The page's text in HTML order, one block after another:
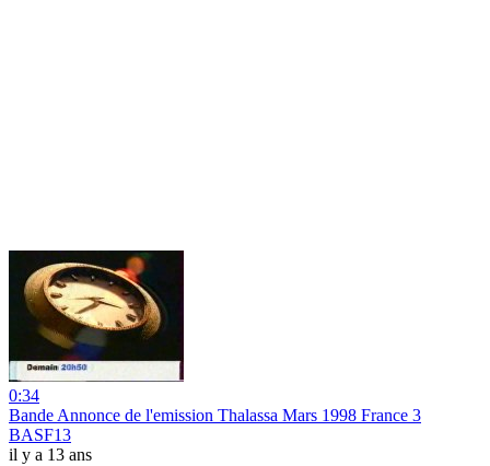
0:34
Bande Annonce de l'emission Thalassa Mars 1998 France 3
BASF13
il y a 13 ans